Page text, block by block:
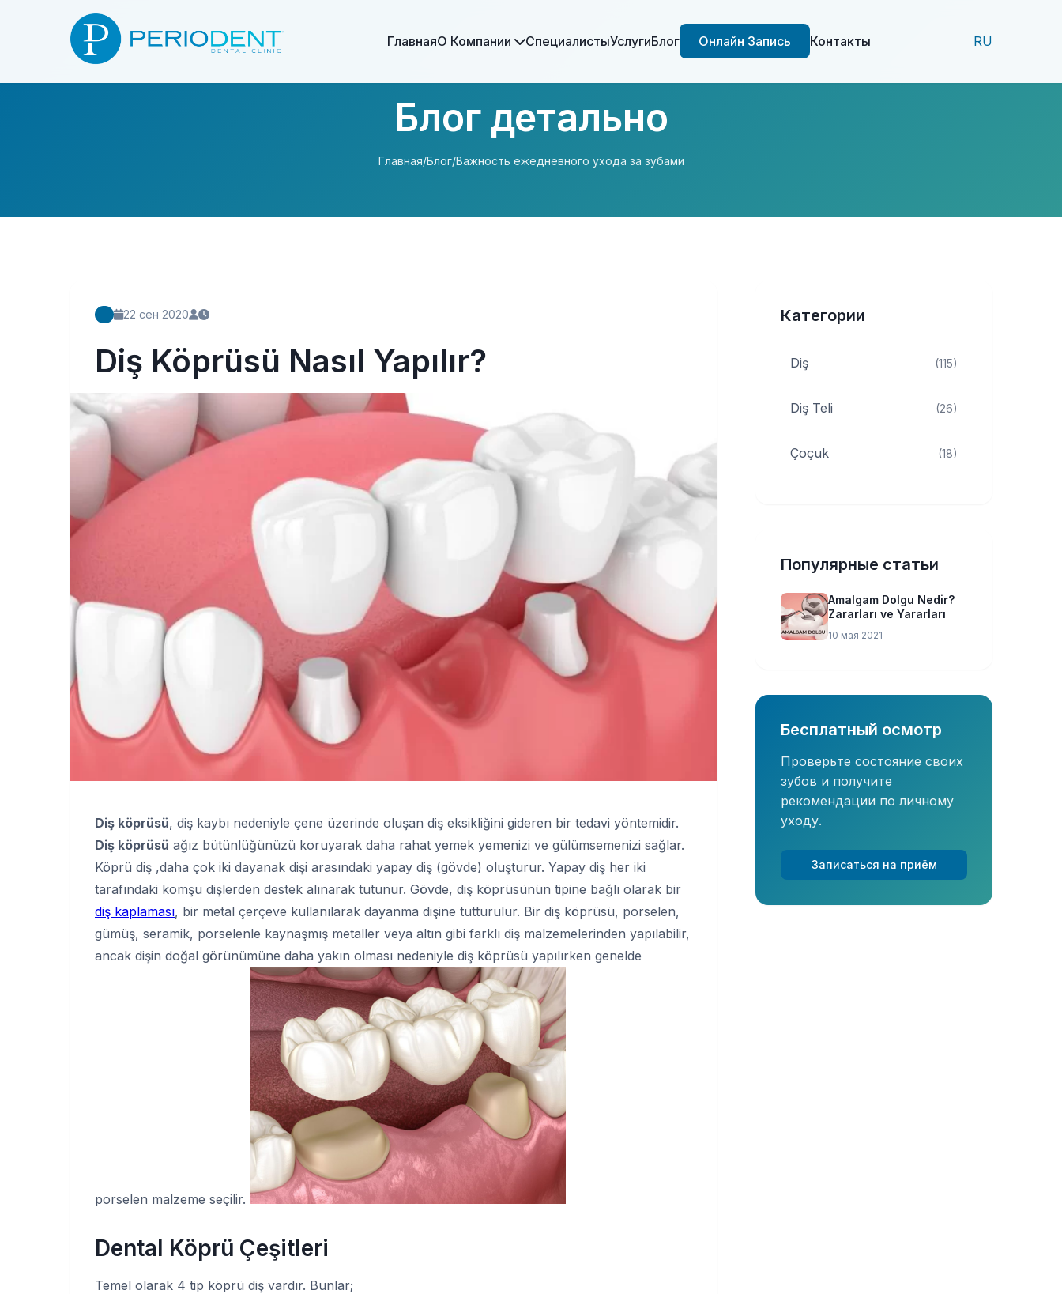
ГлавнаяО Компании СпециалистыУслугиБлог Онлайн Запись Контакты RU
Блог детально
Главная/Блог/Важность ежедневного ухода за зубами
22 сен 2020
Diş Köprüsü Nasıl Yapılır?
Diş köprüsü, diş kaybı nedeniyle çene üzerinde oluşan diş eksikliğini gideren bir tedavi yöntemidir.
Diş köprüsü ağız bütünlüğünüzü koruyarak daha rahat yemek yemenizi ve gülümsemenizi sağlar.
Köprü diş ,daha çok iki dayanak dişi arasındaki yapay diş (gövde) oluşturur. Yapay diş her iki
tarafındaki komşu dişlerden destek alınarak tutunur. Gövde, diş köprüsünün tipine bağlı olarak bir
diş kaplaması, bir metal çerçeve kullanılarak dayanma dişine tutturulur. Bir diş köprüsü, porselen,
gümüş, seramik, porselenle kaynaşmış metaller veya altın gibi farklı diş malzemelerinden yapılabilir,
ancak dişin doğal görünümüne daha yakın olması nedeniyle diş köprüsü yapılırken genelde
porselen malzeme seçilir.
Dental Köprü Çeşitleri
Temel olarak 4 tip köprü diş vardır. Bunlar;
Категории
Diş (115)
Diş Teli (26)
Çoçuk (18)
Популярные статьи
Amalgam Dolgu Nedir?
Zararları ve Yararları
10 мая 2021
Бесплатный осмотр
Проверьте состояние своих
зубов и получите
рекомендации по личному
уходу.
Записаться на приём